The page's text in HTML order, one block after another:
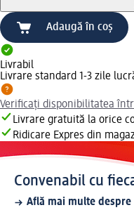
Adaugă în coș
Livrabil
Livrare standard 1-3 zile
Verificați disponibilitatea
Livrare gratuită la orice
Ridicare Expres din
Convenabil cu
Află mai multe